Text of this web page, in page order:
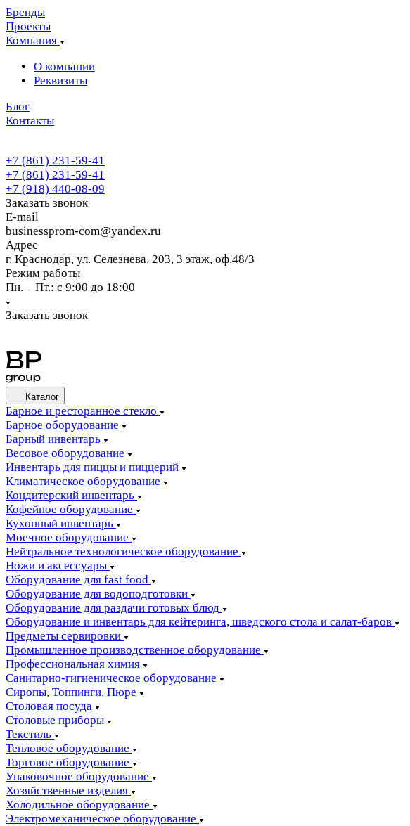
Бренды
Проекты
Компания
О компании
Реквизиты
Блог
Контакты
+7 (861) 231-59-41
+7 (861) 231-59-41
+7 (918) 440-08-09
Заказать звонок
E-mail
businessprom-com@yandex.ru
Адрес
г. Краснодар, ул. Селезнева, 203, 3 этаж, оф.48/3
Режим работы
Пн. – Пт.: с 9:00 до 18:00
Заказать звонок
Каталог
Барное и ресторанное стекло
Барное оборудование
Барный инвентарь
Весовое оборудование
Инвентарь для пиццы и пиццерий
Климатическое оборудование
Кондитерский инвентарь
Кофейное оборудование
Кухонный инвентарь
Моечное оборудование
Нейтральное технологическое оборудование
Ножи и аксессуары
Оборудование для fast food
Оборудование для водоподготовки
Оборудование для раздачи готовых блюд
Оборудование и инвентарь для кейтеринга, шведского стола и салат-баров
Предметы сервировки
Промышленное производственное оборудование
Профессиональная химия
Санитарно-гигиеническое оборудование
Сиропы, Топпинги, Пюре
Столовая посуда
Столовые приборы
Текстиль
Тепловое оборудование
Торговое оборудование
Упаковочное оборудование
Хозяйственные изделия
Холодильное оборудование
Электромеханическое оборудование